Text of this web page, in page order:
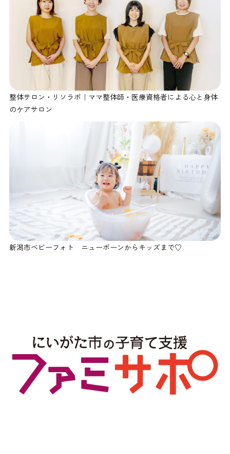
整体サロン・リソラボ｜ママ整体師・医療資格者による心と身体
のケアサロン
新潟市ベビーフォト ニューボーンからキッズまで♡